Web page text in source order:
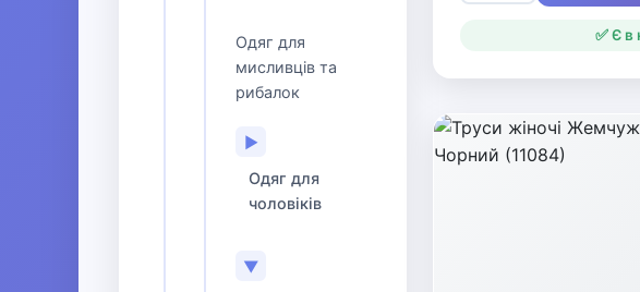
Одяг для
мисливців та
рибалок
▶
Одяг для
чоловіків
▼
✅ Є в